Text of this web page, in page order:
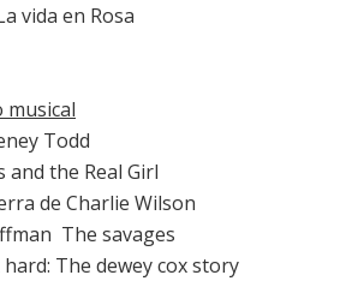
vida en Rosa
musical
Todd
and the Real Girl
de Charlie Wilson
The savages
hard: The dewey cox story